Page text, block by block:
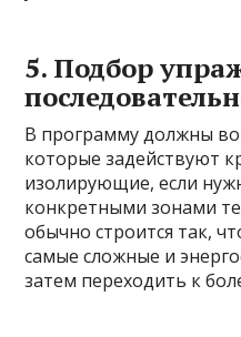
5. Подбор
В программу должны
которые задействуют
изолирующие, если
конкретными зонами
обычно строится так,
самые сложные и
затем переходить к